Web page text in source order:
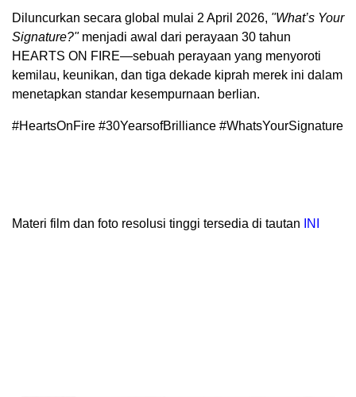
Diluncurkan secara global mulai 2 April 2026, "What’s Your
Signature?"menjadi awal dari perayaan 30 tahun
HEARTS ON FIRE—sebuah perayaan yang menyoroti
kemilau, keunikan, dan tiga dekade kiprah merek ini dalam
menetapkan standar kesempurnaan berlian.
#HeartsOnFire #30YearsofBrilliance #WhatsYourSignature
Materi film dan foto resolusi tinggi tersedia di tautan INI